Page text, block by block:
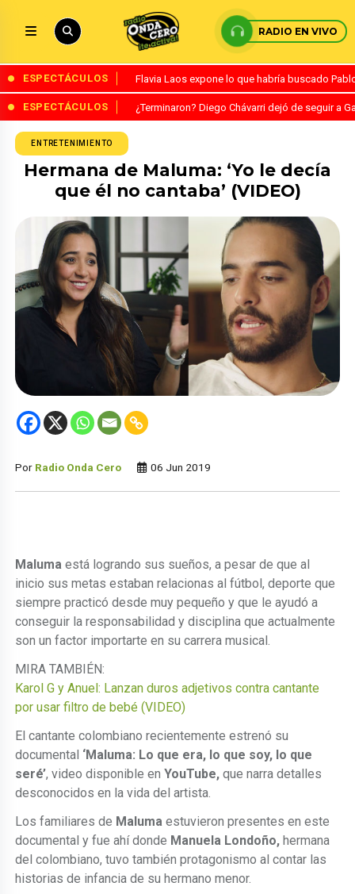
RADIO EN VIVO
ESPECTÁCULOS Flavia Laos expone lo que habría buscado
ESPECTÁCULOS ¿Terminaron? Diego Chávarri dejó de seguir a
ENTRETENIMIENTO
Hermana de Maluma: ‘Yo le decía
que él no cantaba’ (VIDEO)
Por Radio Onda Cero 06 Jun 2019
Maluma está logrando sus sueños, a pesar de que al
inicio sus metas estaban relacionas al fútbol, deporte que
siempre practicó desde muy pequeño y que le ayudó a
conseguir la responsabilidad y disciplina que actualmente
son un factor importarte en su carrera musical.
MIRA TAMBIÉN:
Karol G y Anuel: Lanzan duros adjetivos contra cantante
por usar filtro de bebé (VIDEO)
El cantante colombiano recientemente estrenó su
documental ‘Maluma: Lo que era, lo que soy, lo que
seré’, video disponible enYouTube, que narra detalles
desconocidos en la vida del artista.
Los familiares de Maluma estuvieron presentes en este
documental y fue ahí donde Manuela Londoño, hermana
del colombiano, tuvo también protagonismo al contar las
historias de infancia de su hermano menor.